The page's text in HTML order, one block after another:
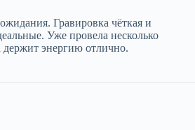
Гравировка чёткая и
Уже провела несколько
энергию отлично.